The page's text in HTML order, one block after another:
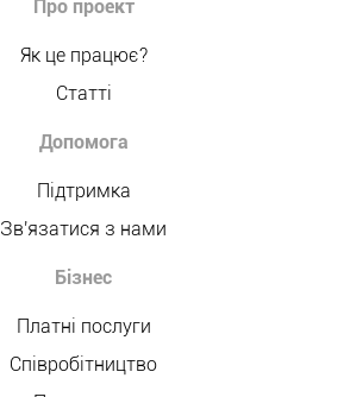
Про проект
Як це працює?
Статті
Допомога
Підтримка
Зв'язатися з нами
Бізнес
Платні послуги
Співробітництво